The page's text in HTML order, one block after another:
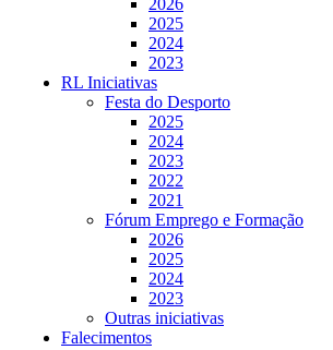
2025
2024
2023
RL Iniciativas
Festa do Desporto
2025
2024
2023
2022
2021
Fórum Emprego e Formação
2026
2025
2024
2023
Outras iniciativas
Falecimentos